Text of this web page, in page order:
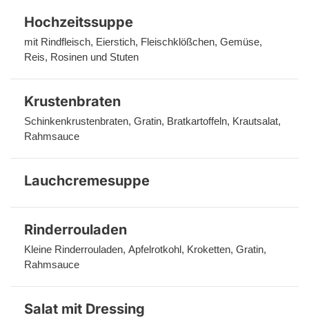
Hochzeitssuppe
mit Rindfleisch, Eierstich, Fleischklößchen, Gemüse,
Reis, Rosinen und Stuten
Krustenbraten
Schinkenkrustenbraten, Gratin, Bratkartoffeln, Krautsalat,
Rahmsauce
Lauchcremesuppe
Rinderrouladen
Kleine Rinderrouladen, Apfelrotkohl, Kroketten, Gratin,
Rahmsauce
Salat mit Dressing